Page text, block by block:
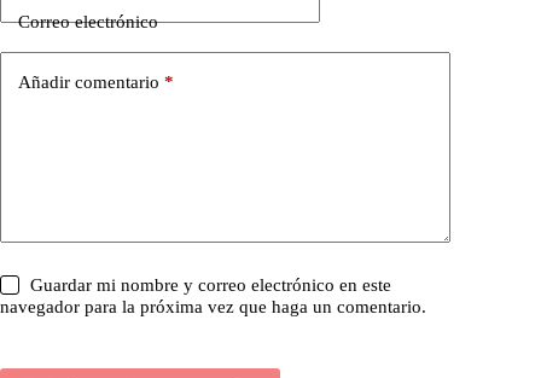
Correo electrónico
Añadir comentario *
Guardar mi nombre y correo electrónico en este
navegador para la próxima vez que haga un comentario.